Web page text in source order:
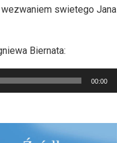
swietego Jana
Biernata:
00:00